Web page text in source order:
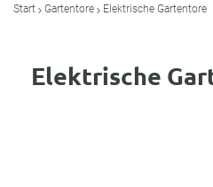
Start Gartentore Elektrische Gartentore
Elektrische